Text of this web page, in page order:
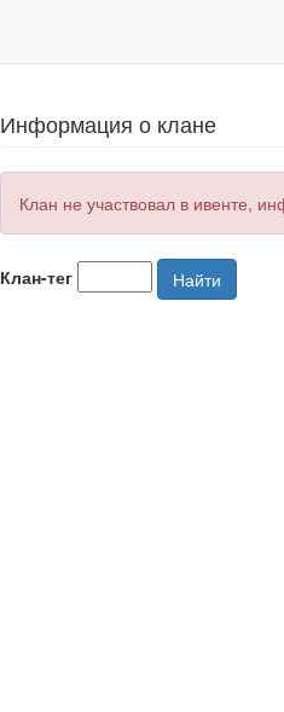
Информация о клане
Клан не участвовал в ивенте,
Клан-тег Найти